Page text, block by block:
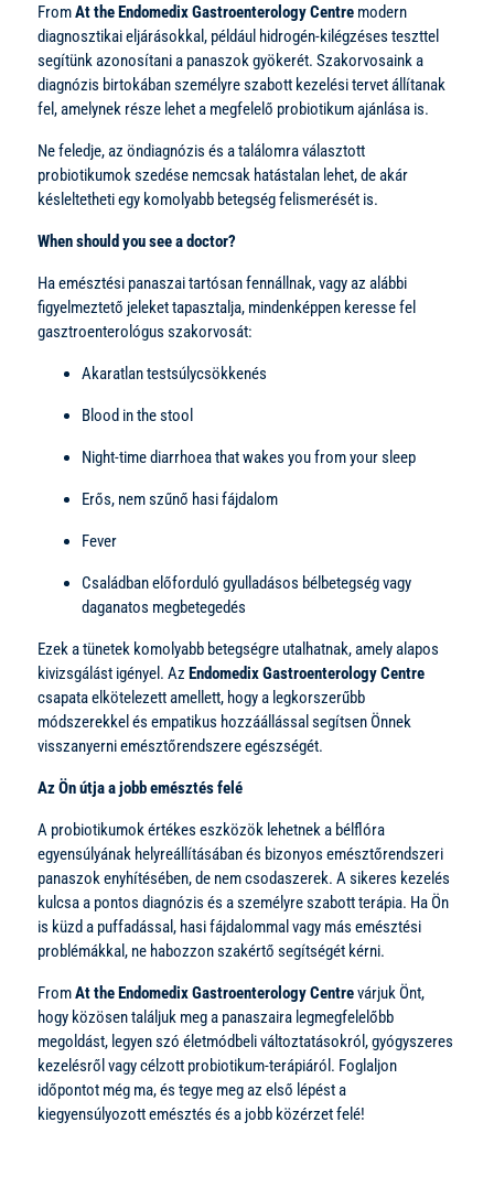
FromAt the Endomedix Gastroenterology Centre modern
diagnosztikai eljárásokkal, például hidrogén-kilégzéses teszttel
segítünk azonosítani a panaszok gyökerét. Szakorvosaink a
diagnózis birtokában személyre szabott kezelési tervet állítanak
fel, amelynek része lehet a megfelelő probiotikum ajánlása is.
Ne feledje, az öndiagnózis és a találomra választott
probiotikumok szedése nemcsak hatástalan lehet, de akár
késleltetheti egy komolyabb betegség felismerését is.
When should you see a doctor?
Ha emésztési panaszai tartósan fennállnak, vagy az alábbi
figyelmeztető jeleket tapasztalja, mindenképpen keresse fel
gasztroenterológus szakorvosát:
Akaratlan testsúlycsökkenés
Blood in the stool
Night-time diarrhoea that wakes you from your sleep
Erős, nem szűnő hasi fájdalom
Fever
Családban előforduló gyulladásos bélbetegség vagy
daganatos megbetegedés
Ezek a tünetek komolyabb betegségre utalhatnak, amely alapos
kivizsgálást igényel. Az Endomedix Gastroenterology Centre
csapata elkötelezett amellett, hogy a legkorszerűbb
módszerekkel és empatikus hozzáállással segítsen Önnek
visszanyerni emésztőrendszere egészségét.
Az Ön útja a jobb emésztés felé
A probiotikumok értékes eszközök lehetnek a bélflóra
egyensúlyának helyreállításában és bizonyos emésztőrendszeri
panaszok enyhítésében, de nem csodaszerek. A sikeres kezelés
kulcsa a pontos diagnózis és a személyre szabott terápia. Ha Ön
is küzd a puffadással, hasi fájdalommal vagy más emésztési
problémákkal, ne habozzon szakértő segítségét kérni.
FromAt the Endomedix Gastroenterology Centrevárjuk Önt,
hogy közösen találjuk meg a panaszaira legmegfelelőbb
megoldást, legyen szó életmódbeli változtatásokról, gyógyszeres
kezelésről vagy célzott probiotikum-terápiáról. Foglaljon
időpontot még ma, és tegye meg az első lépést a
kiegyensúlyozott emésztés és a jobb közérzet felé!